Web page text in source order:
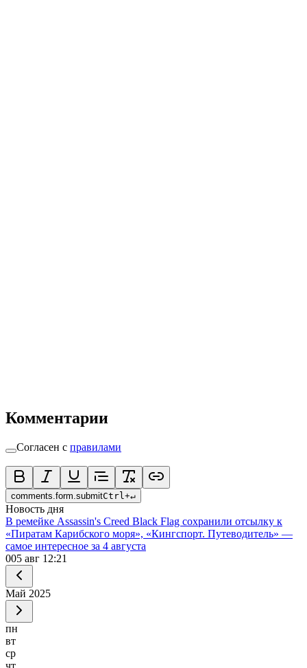
Комментарии
Согласен с правилами
comments.form.submitCtrl+↵
Новость дня
В ремейке Assassin's Creed Black Flag сохранили отсылку к
«Пиратам Карибского моря», «Кингспорт. Путеводитель» —
самое интересное за 4 августа
005 авг 12:21
Май 2025
пн
вт
ср